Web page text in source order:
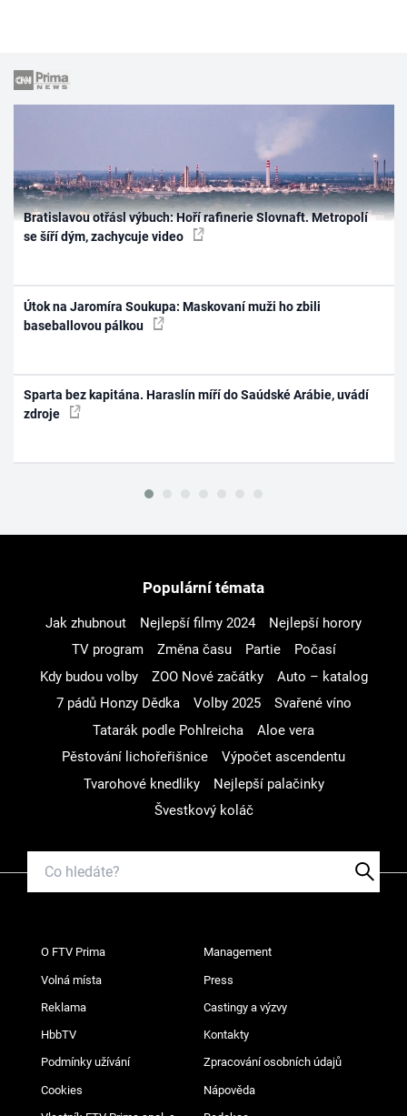
Bratislavou otřásl výbuch: Hoří rafinerie Slovnaft. Metropolí
se šíří dým, zachycuje video
Útok na Jaromíra Soukupa: Maskovaní muži ho zbili
baseballovou pálkou
Sparta bez kapitána. Haraslín míří do Saúdské Arábie, uvádí
zdroje
Populární témata
Jak zhubnout Nejlepší filmy 2024
Nejlepší horory
TV program
Změna času Partie
Počasí
Kdy budou volby
ZOO Nové začátky
Auto – katalog
7 pádů Honzy Dědka
Volby 2025
Svařené víno
Tatarák podle Pohlreicha
Aloe vera
Pěstování lichořeřišnice
Výpočet ascendentu
Tvarohové knedlíky
Nejlepší palačinky
Švestkový koláč
O FTV Prima Management
Volná místa Press
Reklama Castingy a výzvy
HbbTV Kontakty
Podmínky užívání Zpracování osobních údajů
Cookies Nápověda